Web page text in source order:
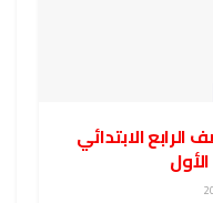
الرابع الابتدائي